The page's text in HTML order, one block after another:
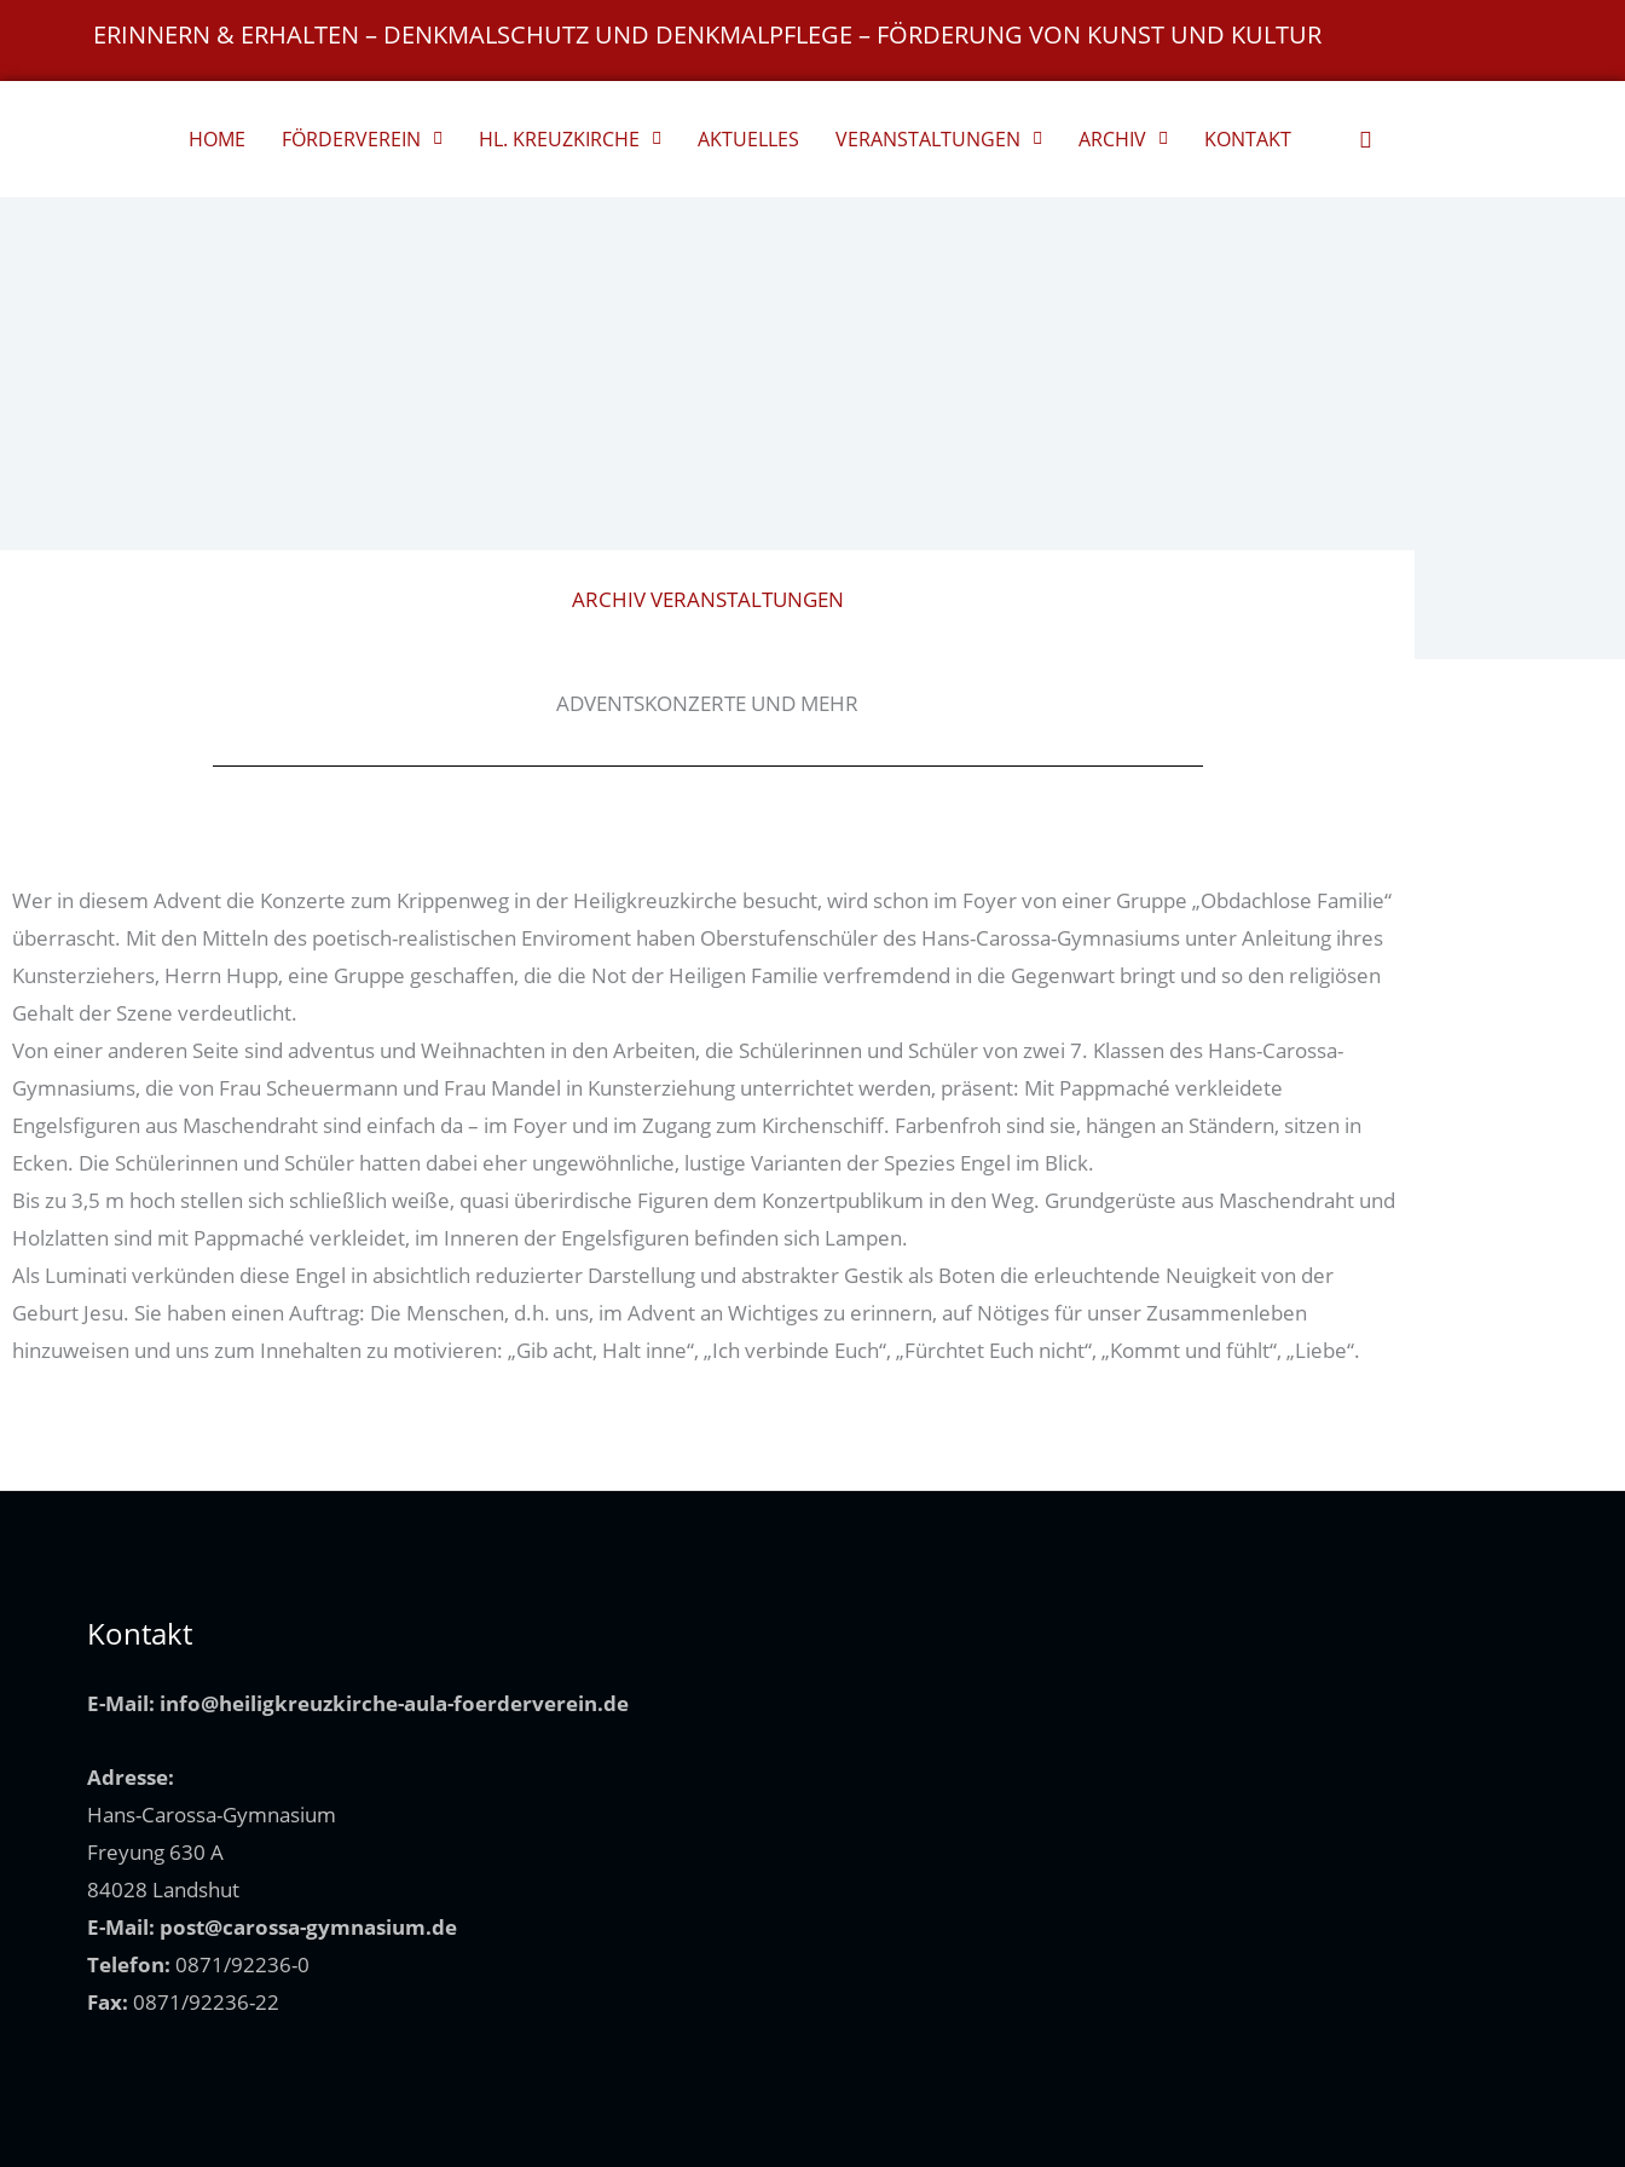
ERINNERN & ERHALTEN – DENKMALSCHUTZ UND DENKMALPFLEGE – FÖRDERUNG VON KUNST UND KULTUR
HOME FÖRDERVEREIN HL. KREUZKIRCHE AKTUELLES VERANSTALTUNGEN ARCHIV KONTAKT
ARCHIV VERANSTALTUNGEN
ADVENTSKONZERTE UND MEHR
Wer in diesem Advent die Konzerte zum Krippenweg in der Heiligkreuzkirche besucht, wird schon im Foyer von einer Gruppe „Obdachlose Familie“
überrascht. Mit den Mitteln des poetisch-realistischen Enviroment haben Oberstufenschüler des Hans-Carossa-Gymnasiums unter Anleitung ihres
Kunsterziehers, Herrn Hupp, eine Gruppe geschaffen, die die Not der Heiligen Familie verfremdend in die Gegenwart bringt und so den religiösen
Gehalt der Szene verdeutlicht.
Von einer anderen Seite sind adventus und Weihnachten in den Arbeiten, die Schülerinnen und Schüler von zwei 7. Klassen des Hans-Carossa-
Gymnasiums, die von Frau Scheuermann und Frau Mandel in Kunsterziehung unterrichtet werden, präsent: Mit Pappmaché verkleidete
Engelsfiguren aus Maschendraht sind einfach da – im Foyer und im Zugang zum Kirchenschiff. Farbenfroh sind sie, hängen an Ständern, sitzen in
Ecken. Die Schülerinnen und Schüler hatten dabei eher ungewöhnliche, lustige Varianten der Spezies Engel im Blick.
Bis zu 3,5 m hoch stellen sich schließlich weiße, quasi überirdische Figuren dem Konzertpublikum in den Weg. Grundgerüste aus Maschendraht und
Holzlatten sind mit Pappmaché verkleidet, im Inneren der Engelsfiguren befinden sich Lampen.
Als Luminati verkünden diese Engel in absichtlich reduzierter Darstellung und abstrakter Gestik als Boten die erleuchtende Neuigkeit von der
Geburt Jesu. Sie haben einen Auftrag: Die Menschen, d.h. uns, im Advent an Wichtiges zu erinnern, auf Nötiges für unser Zusammenleben
hinzuweisen und uns zum Innehalten zu motivieren: „Gib acht, Halt inne“, „Ich verbinde Euch“, „Fürchtet Euch nicht“, „Kommt und fühlt“, „Liebe“.
Kontakt
E-Mail: info@heiligkreuzkirche-aula-foerderverein.de
Adresse:
Hans-Carossa-Gymnasium
Freyung 630 A
84028 Landshut
E-Mail: post@carossa-gymnasium.de
Telefon: 0871/92236-0
Fax: 0871/92236-22